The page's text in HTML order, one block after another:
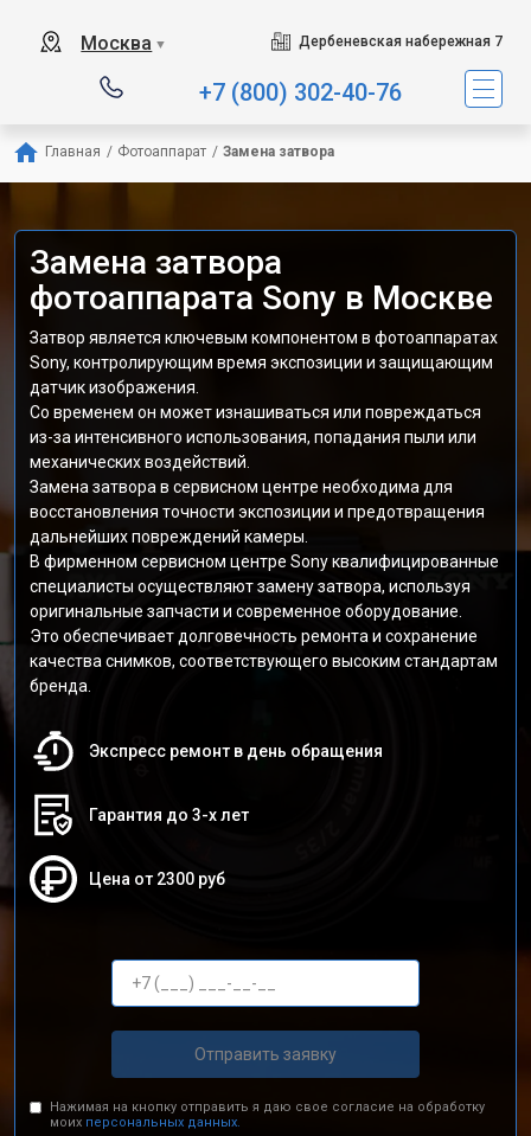
Москва ▼ Дербеневская набережная 7
+7 (800) 302-40-76
Главная / Фотоаппарат / Замена затвора
Замена затвора
фотоаппарата Sony в Москве
Затвор является ключевым компонентом в фотоаппаратах
Sony, контролирующим время экспозиции и защищающим
датчик изображения.
Со временем он может изнашиваться или повреждаться
из-за интенсивного использования, попадания пыли или
механических воздействий.
Замена затвора в сервисном центре необходима для
восстановления точности экспозиции и предотвращения
дальнейших повреждений камеры.
В фирменном сервисном центре Sony квалифицированные
специалисты осуществляют замену затвора, используя
оригинальные запчасти и современное оборудование.
Это обеспечивает долговечность ремонта и сохранение
качества снимков, соответствующего высоким стандартам
бренда.
Экспресс ремонт в день обращения
Гарантия до 3-х лет
Цена от 2300 руб
Отправить заявку
Нажимая на кнопку отправить я даю свое согласие на обработку
моих персональных данных.